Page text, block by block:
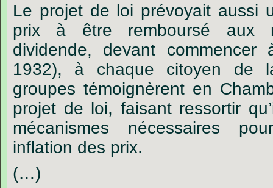
Le projet de loi prévoyait aussi
prix à être remboursé aux
dividende, devant
1932), à chaque citoyen de
groupes témoignèrent en
projet de loi, faisant ressortir
mécanismes nécessaires
inflation des prix.
(…)